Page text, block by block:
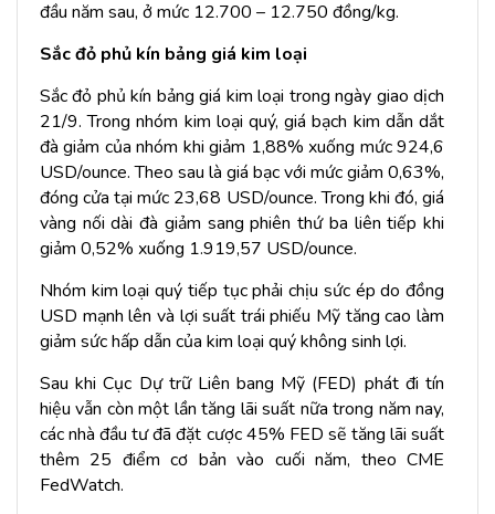
đầu năm sau, ở mức 12.700 – 12.750 đồng/kg.
Sắc đỏ phủ kín bảng giá kim loại
Sắc đỏ phủ kín bảng giá kim loại trong ngày giao dịch
21/9. Trong nhóm kim loại quý, giá bạch kim dẫn dắt
đà giảm của nhóm khi giảm 1,88% xuống mức 924,6
USD/ounce. Theo sau là giá bạc với mức giảm 0,63%,
đóng cửa tại mức 23,68 USD/ounce. Trong khi đó, giá
vàng nối dài đà giảm sang phiên thứ ba liên tiếp khi
giảm 0,52% xuống 1.919,57 USD/ounce.
Nhóm kim loại quý tiếp tục phải chịu sức ép do đồng
USD mạnh lên và lợi suất trái phiếu Mỹ tăng cao làm
giảm sức hấp dẫn của kim loại quý không sinh lợi.
Sau khi Cục Dự trữ Liên bang Mỹ (FED) phát đi tín
hiệu vẫn còn một lần tăng lãi suất nữa trong năm nay,
các nhà đầu tư đã đặt cược 45% FED sẽ tăng lãi suất
thêm 25 điểm cơ bản vào cuối năm, theo CME
FedWatch.